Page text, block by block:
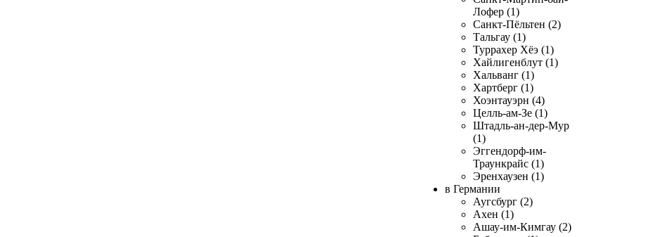
Лофер (1)
Санкт-Пёльтен (2)
Тальгау (1)
Туррахер Хёэ (1)
Хайлигенблут (1)
Хальванг (1)
Хартберг (1)
Хоэнтауэрн (4)
Целль-ам-Зе (1)
Штадль-ан-дер-Мур
(1)
Эггендорф-им-
Траункрайс (1)
Эренхаузен (1)
в Германии
Аугсбург (2)
Ахен (1)
Ашау-им-Кимгау (2)